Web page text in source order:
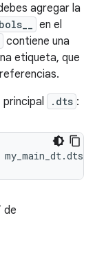
agregar la
en el
contiene una
etiqueta, que
.dts :
de